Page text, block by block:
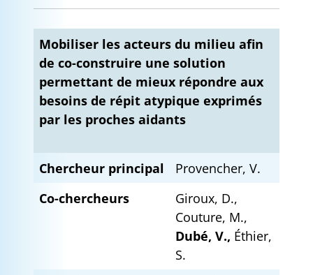
Mobiliser les acteurs du milieu afin
de co-construire une solution
permettant de mieux répondre aux
besoins de répit atypique exprimés
par les proches aidants
Chercheur principal
Provencher, V.
Co-chercheurs
Giroux, D.,
Couture, M.,
Dubé, V., Éthier,
S.